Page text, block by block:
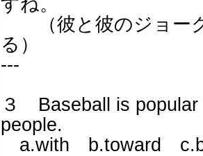
すね。
（彼と彼のジョー
る）
---
３ Baseball is
people.
a.with b.toward